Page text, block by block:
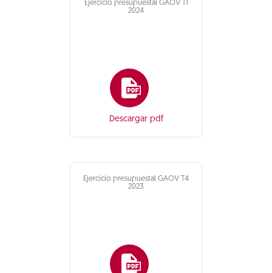
Ejercicio presupuestal GAOV T1
2024
Descargar pdf
Ejercicio presupuestal GAOV T4
2023